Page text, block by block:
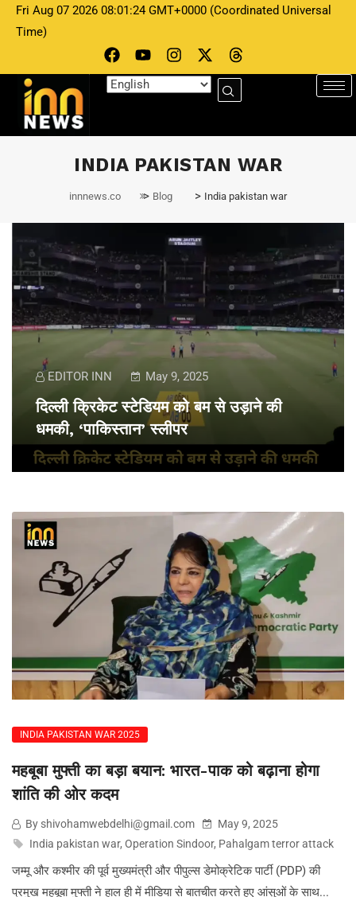
Fri Aug 07 2026 08:01:24 GMT+0000 (Coordinated Universal
Time)
INDIA PAKISTAN WAR
innnews.co > Blog > India pakistan war
EDITOR INN May 9, 2025
दिल्ली क्रिकेट स्टेडियम को बम से उड़ाने की
धमकी, ‘पाकिस्तान’ स्लीपर
INDIA PAKISTAN WAR 2025
महबूबा मुफ्ती का बड़ा बयान: भारत-पाक को बढ़ाना होगा
शांति की ओर कदम
By shivohamwebdelhi@gmail.com
May 9, 2025
India pakistan war, Operation Sindoor, Pahalgam terror attack
जम्मू और कश्मीर की पूर्व मुख्यमंत्री और पीपुल्स डेमोक्रेटिक पार्टी (PDP) की
प्रमुख महबूबा मुफ्ती ने हाल ही में मीडिया से बातचीत करते हुए आंसुओं के साथ...